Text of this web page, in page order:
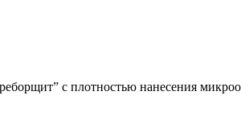
с плотностью нанесения